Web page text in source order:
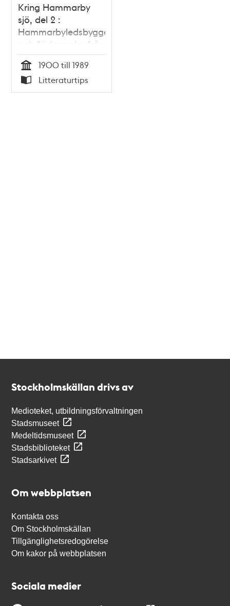
Kring Hammarby
sjö, del 2 :
Hammarbyledsbygget
och Södermalm från
Skanstull till
Danvikstull / Hans
Björkman
Tid
1900 till 1989
Typ
Litteraturtips
Stockholmskällan drivs av
Medioteket, utbildningsförvaltningen
Stadsmuseet
Medeltidsmuseet
Stadsbiblioteket
Stadsarkivet
Om webbplatsen
Kontakta oss
Om Stockholmskällan
Tillgänglighetsredogörelse
Om kakor på webbplatsen
Sociala medier